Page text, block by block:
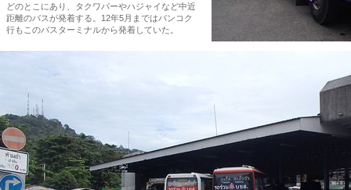
どのとこにあり、タクワパーやハジャイなど中近
距離のバスが発着する。12年5月まではバンコク
行もこのバスターミナルから発着していた。